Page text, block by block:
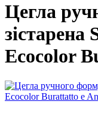
Цегла
зістарена
Ecocolor